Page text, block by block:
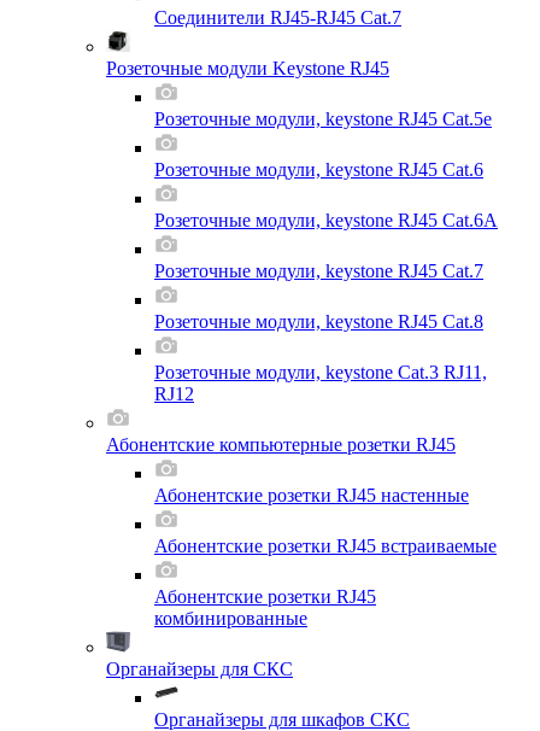
Соединители RJ45-RJ45 Cat.7
Розеточные модули Keystone RJ45
Розеточные модули, keystone RJ45 Cat.5e
Розеточные модули, keystone RJ45 Cat.6
Розеточные модули, keystone RJ45 Cat.6A
Розеточные модули, keystone RJ45 Cat.7
Розеточные модули, keystone RJ45 Cat.8
Розеточные модули, keystone Cat.3 RJ11,
RJ12
Абонентские компьютерные розетки RJ45
Абонентские розетки RJ45 настенные
Абонентские розетки RJ45 встраиваемые
Абонентские розетки RJ45
комбинированные
Органайзеры для СКС
Органайзеры для шкафов СКС